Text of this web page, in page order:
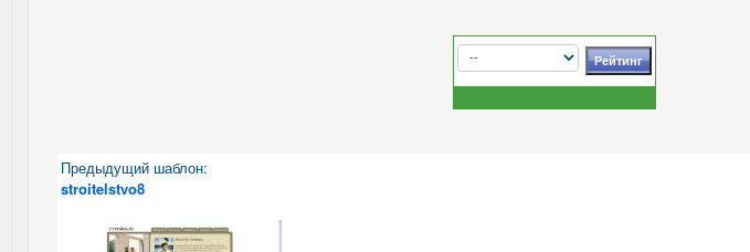
Предыдущий шаблон:
stroitelstvo8